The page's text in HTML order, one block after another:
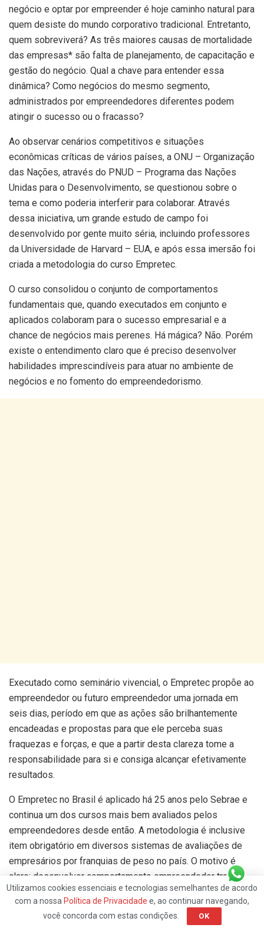
negócio e optar por empreender é hoje caminho natural para
quem desiste do mundo corporativo tradicional. Entretanto,
quem sobreviverá? As três maiores causas de mortalidade
das empresas* são falta de planejamento, de capacitação e
gestão do negócio. Qual a chave para entender essa
dinâmica? Como negócios do mesmo segmento,
administrados por empreendedores diferentes podem
atingir o sucesso ou o fracasso?
Ao observar cenários competitivos e situações
econômicas críticas de vários países, a ONU – Organização
das Nações, através do PNUD – Programa das Nações
Unidas para o Desenvolvimento, se questionou sobre o
tema e como poderia interferir para colaborar. Através
dessa iniciativa, um grande estudo de campo foi
desenvolvido por gente muito séria, incluindo professores
da Universidade de Harvard – EUA, e após essa imersão foi
criada a metodologia do curso Empretec.
O curso consolidou o conjunto de comportamentos
fundamentais que, quando executados em conjunto e
aplicados colaboram para o sucesso empresarial e a
chance de negócios mais perenes. Há mágica? Não. Porém
existe o entendimento claro que é preciso desenvolver
habilidades imprescindíveis para atuar no ambiente de
negócios e no fomento do empreendedorismo.
Executado como seminário vivencial, o Empretec propõe ao
empreendedor ou futuro empreendedor uma jornada em
seis dias, período em que as ações são brilhantemente
encadeadas e propostas para que ele perceba suas
fraquezas e forças, e que a partir desta clareza tome a
responsabilidade para si e consiga alcançar efetivamente
resultados.
O Empretec no Brasil é aplicado há 25 anos pelo Sebrae e
continua um dos cursos mais bem avaliados pelos
empreendedores desde então. A metodologia é inclusive
item obrigatório em diversos sistemas de avaliações de
empresários por franquias de peso no país. O motivo é
claro: desenvolver comportamento empreendedor traz
resultado. A dica aqui é a seguinte: se a grama do vizinho é
mais verde, você tem duas opções: se lamentar ou,
descobrir o que te falta e agir.
Utilizamos cookies essenciais e tecnologias semelhantes de acordo
com a nossa Política de Privacidade e, ao continuar navegando,
você concorda com estas condições.
OK